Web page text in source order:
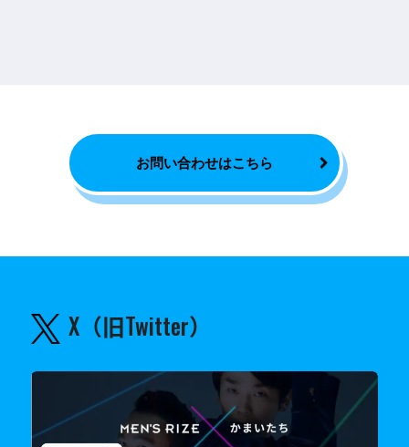
お問い合わせはこちら
X（旧Twitter）